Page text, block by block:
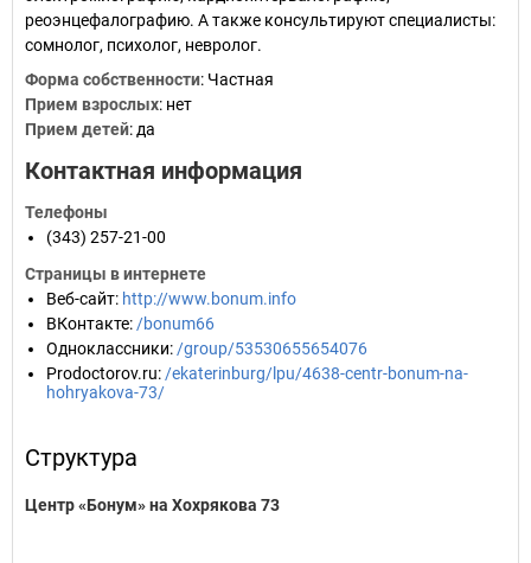
реоэнцефалографию. А также консультируют специалисты:
сомнолог, психолог, невролог.
Форма собственности: Частная
Прием взрослых: нет
Прием детей: да
Контактная информация
Телефоны
(343) 257-21-00
Страницы в интернете
Веб-сайт: http://www.bonum.info
ВКонтакте: /bonum66
Одноклассники: /group/53530655654076
Prodoctorov.ru: /ekaterinburg/lpu/4638-centr-bonum-na-
hohryakova-73/
Структура
Центр «Бонум» на Хохрякова 73